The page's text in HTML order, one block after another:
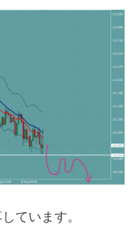
ています。